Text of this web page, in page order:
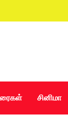
சினிமா